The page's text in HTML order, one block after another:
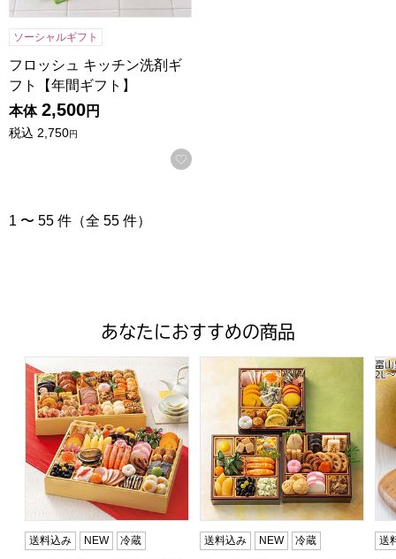
ソーシャルギフト
フロッシュ キッチン洗剤ギ
フト【年間ギフト】
本体 2,500円
税込 2,750円
お気に入りに登録する
1 〜 55 件（全 55 件）
あなたにおすすめの商品
トップバリュ 和洋中特大二段重「饗宴」(きょうえん)【4
送料込み NEW 冷蔵
トップバリュ 和風三段重「
送料込み NEW 冷蔵
富
送